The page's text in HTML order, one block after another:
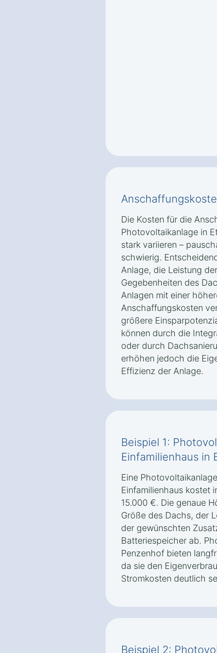
Die Kosten für die
Photovoltaikanlage in
stark variieren –
schwierig.
Anlage, die Leistung
Gegebenheiten des
Anlagen mit einer
Anschaffungskosten
größere
können durch die
oder durch
erhöhen jedoch die
Effizienz der Anlage.
Beispiel 1:
Einfamilienhaus in
Eine
Einfamilienhaus kostet
15.000 €. Die genaue
Größe des Dachs, der
der gewünschten
Batteriespeicher ab.
Penzenhof bieten
da sie den
Stromkosten deutlich
Beispiel 2: